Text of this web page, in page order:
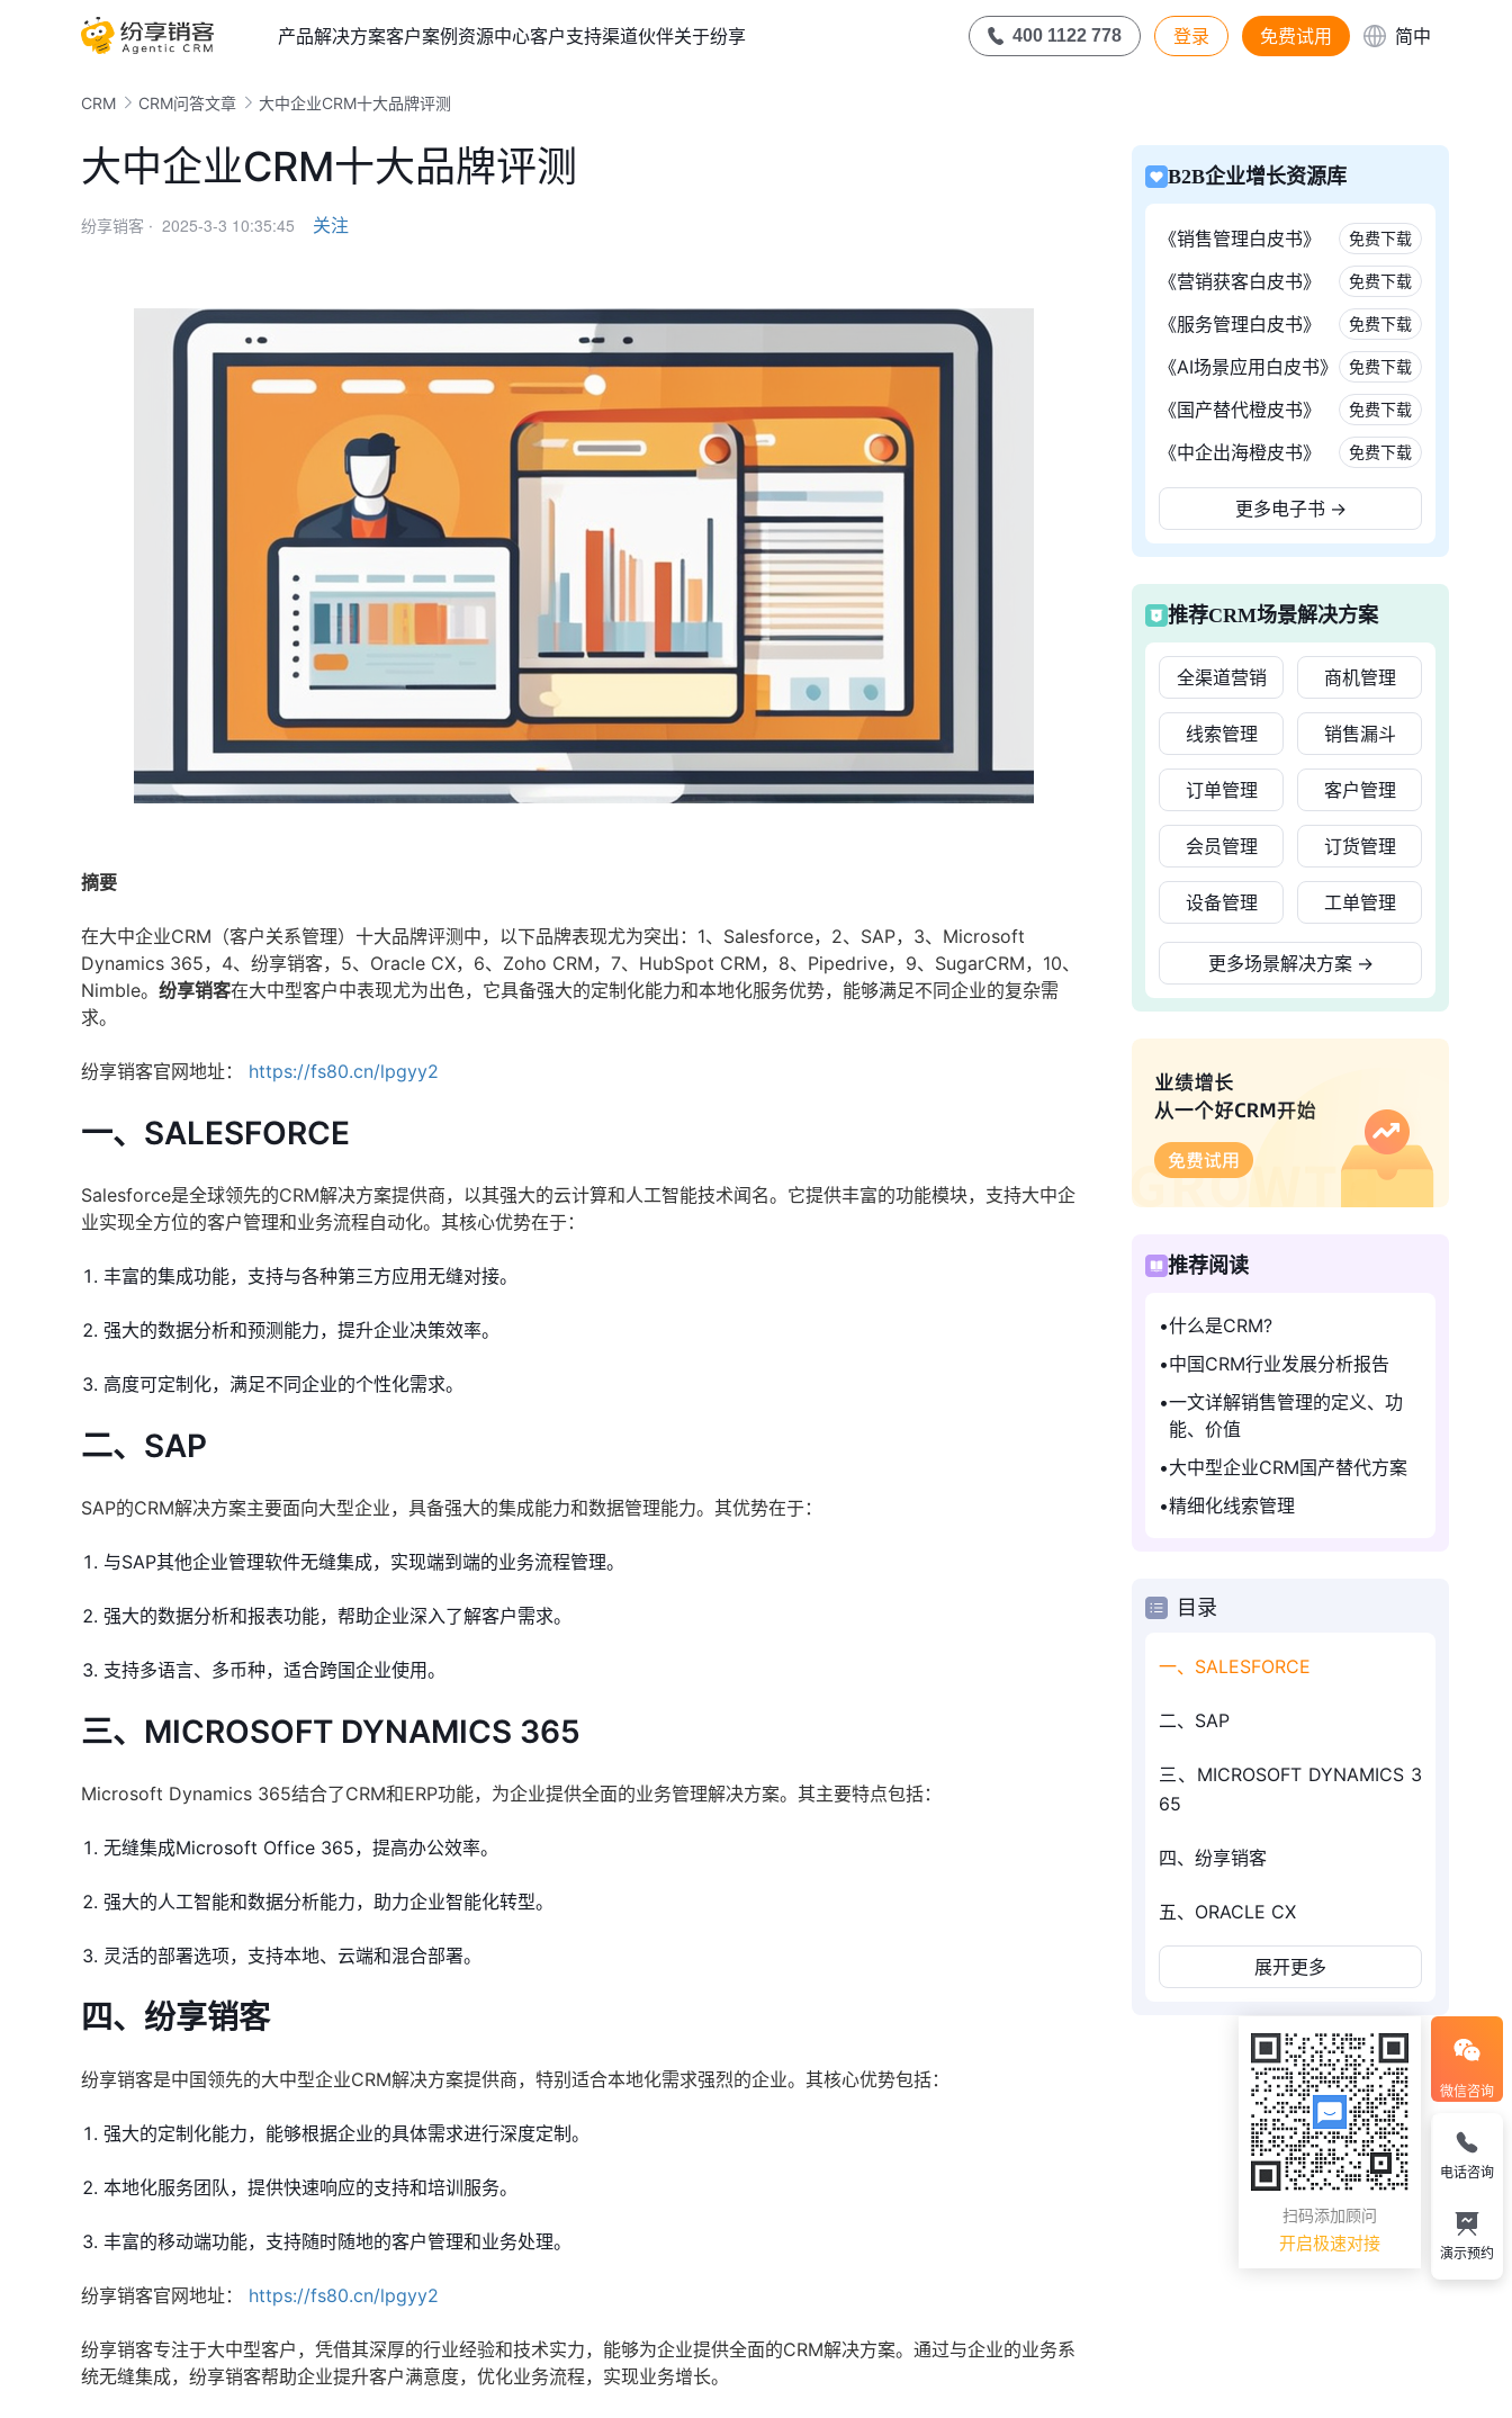
产品解决方案客户案例资源中心客户支持渠道伙伴关于纷享 400 1122 778 登录 免费试用 简中
CRM CRM问答文章 大中企业CRM十大品牌评测
大中企业CRM十大品牌评测
纷享销客 · 2025-3-3 10:35:45 关注
摘要
在大中企业CRM（客户关系管理）十大品牌评测中，以下品牌表现尤为突出：1、Salesforce，2、SAP，3、Microsoft
Dynamics 365，4、纷享销客，5、Oracle CX，6、Zoho CRM，7、HubSpot CRM，8、Pipedrive，9、SugarCRM，10、
Nimble。 纷享销客在大中型客户中表现尤为出色，它具备强大的定制化能力和本地化服务优势，能够满足不同企业的复杂需
求。
纷享销客官网地址： https://fs80.cn/lpgyy2
一、SALESFORCE
Salesforce是全球领先的CRM解决方案提供商，以其强大的云计算和人工智能技术闻名。它提供丰富的功能模块，支持大中企
业实现全方位的客户管理和业务流程自动化。其核心优势在于：
丰富的集成功能，支持与各种第三方应用无缝对接。
强大的数据分析和预测能力，提升企业决策效率。
高度可定制化，满足不同企业的个性化需求。
二、SAP
SAP的CRM解决方案主要面向大型企业，具备强大的集成能力和数据管理能力。其优势在于：
与SAP其他企业管理软件无缝集成，实现端到端的业务流程管理。
强大的数据分析和报表功能，帮助企业深入了解客户需求。
支持多语言、多币种，适合跨国企业使用。
三、MICROSOFT DYNAMICS 365
Microsoft Dynamics 365结合了CRM和ERP功能，为企业提供全面的业务管理解决方案。其主要特点包括：
无缝集成Microsoft Office 365，提高办公效率。
强大的人工智能和数据分析能力，助力企业智能化转型。
灵活的部署选项，支持本地、云端和混合部署。
四、纷享销客
纷享销客是中国领先的大中型企业CRM解决方案提供商，特别适合本地化需求强烈的企业。其核心优势包括：
强大的定制化能力，能够根据企业的具体需求进行深度定制。
本地化服务团队，提供快速响应的支持和培训服务。
丰富的移动端功能，支持随时随地的客户管理和业务处理。
纷享销客官网地址： https://fs80.cn/lpgyy2
纷享销客专注于大中型客户，凭借其深厚的行业经验和技术实力，能够为企业提供全面的CRM解决方案。通过与企业的业务系
统无缝集成，纷享销客帮助企业提升客户满意度，优化业务流程，实现业务增长。
B2B企业增长资源库
《销售管理白皮书》 免费下载
《营销获客白皮书》 免费下载
《服务管理白皮书》 免费下载
《AI场景应用白皮书》 免费下载
《国产替代橙皮书》 免费下载
《中企出海橙皮书》 免费下载
更多电子书 →
推荐CRM场景解决方案
全渠道营销 商机管理
线索管理 销售漏斗
订单管理 客户管理
会员管理 订货管理
设备管理 工单管理
更多场景解决方案 →
推荐阅读
什么是CRM?
中国CRM行业发展分析报告
一文详解销售管理的定义、功
能、价值
大中型企业CRM国产替代方案
精细化线索管理
目录
一、SALESFORCE
二、SAP
三、MICROSOFT DYNAMICS 3
65
四、纷享销客
五、ORACLE CX
展开更多
微信咨询
扫码添加顾问
开启极速对接
电话咨询
演示预约